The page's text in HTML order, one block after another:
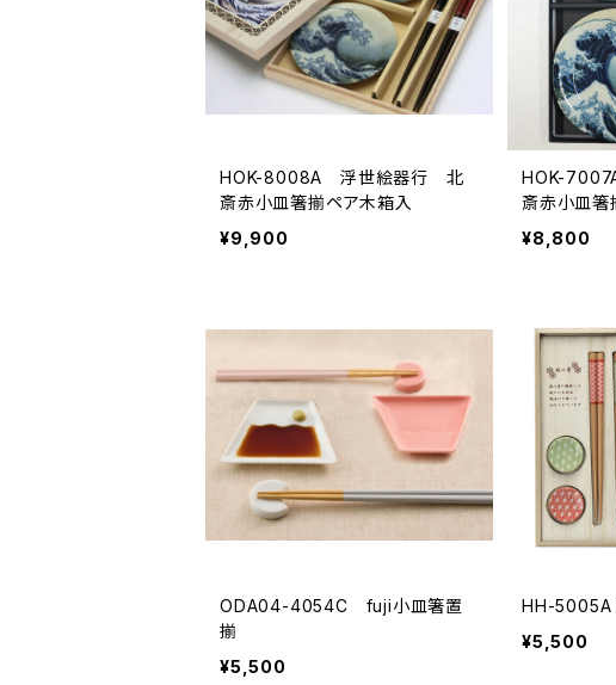
HOK-8008A 浮世絵器行 北
斎赤小皿箸揃ペア木箱入
¥9,900
HOK-
斎赤小皿箸
¥8,800
ODA04-4054C fuji小皿箸置
揃
¥5,500
HH-
¥5,500